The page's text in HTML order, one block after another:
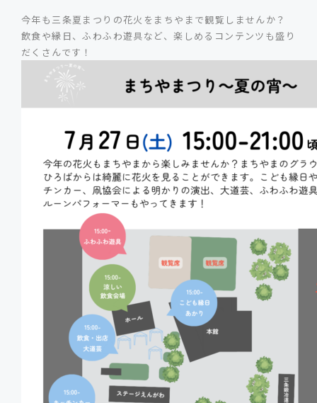
今年も三条夏まつりの花火をまちやまで観覧しませんか？
飲食や縁日、ふわふわ遊具など、楽しめるコンテンツも盛り
だくさんです！